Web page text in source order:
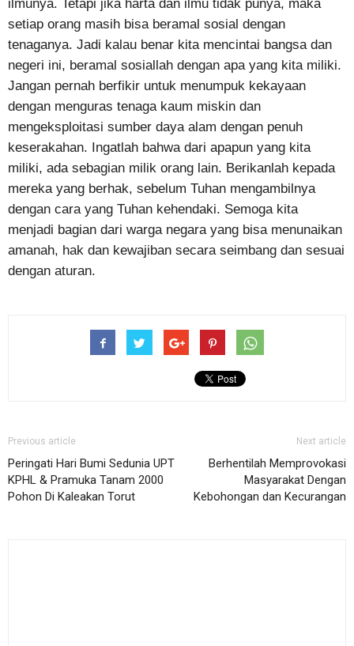
ilmunya. Tetapi jika harta dan ilmu tidak punya, maka
setiap orang masih bisa beramal sosial dengan
tenaganya. Jadi kalau benar kita mencintai bangsa dan
negeri ini, beramal sosiallah dengan apa yang kita miliki.
Jangan pernah berfikir untuk menumpuk kekayaan
dengan menguras tenaga kaum miskin dan
mengeksploitasi sumber daya alam dengan penuh
keserakahan. Ingatlah bahwa dari apapun yang kita
miliki, ada sebagian milik orang lain. Berikanlah kepada
mereka yang berhak, sebelum Tuhan mengambilnya
dengan cara yang Tuhan kehendaki. Semoga kita
menjadi bagian dari warga negara yang bisa menunaikan
amanah, hak dan kewajiban secara seimbang dan sesuai
dengan aturan.
Previous article
Peringati Hari Bumi Sedunia UPT
KPHL & Pramuka Tanam 2000
Pohon Di Kaleakan Torut
Next article
Berhentilah Memprovokasi
Masyarakat Dengan
Kebohongan dan Kecurangan